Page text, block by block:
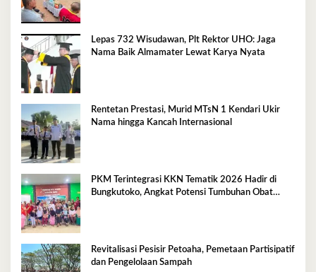
Lepas 732 Wisudawan, Plt Rektor UHO: Jaga
Nama Baik Almamater Lewat Karya Nyata
Rentetan Prestasi, Murid MTsN 1 Kendari Ukir
Nama hingga Kancah Internasional
PKM Terintegrasi KKN Tematik 2026 Hadir di
Bungkutoko, Angkat Potensi Tumbuhan Obat
Revitalisasi Pesisir Petoaha, Pemetaan Partisipatif
dan Pengelolaan Sampah